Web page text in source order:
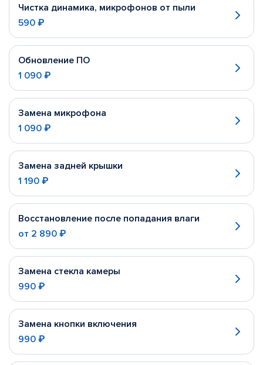
Чистка динамика, микрофонов от пыли
590 ₽
Обновление ПО
1 090 ₽
Замена микрофона
1 090 ₽
Замена задней крышки
1 190 ₽
Восстановление после попадания влаги
от 2 890 ₽
Замена стекла камеры
990 ₽
Замена кнопки включения
990 ₽